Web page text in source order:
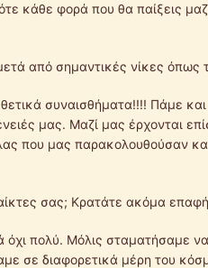
κάθε φορά που θα παίξεις
από σημαντικές νίκες όπως
συναισθήματα!!!! Πάμε και
μας. Μαζί μας έρχονται
που μας παρακολουθούσαν
σας; Κρατάτε ακόμα
πολύ. Μόλις σταματήσαμε να
σε διαφορετικά μέρη του